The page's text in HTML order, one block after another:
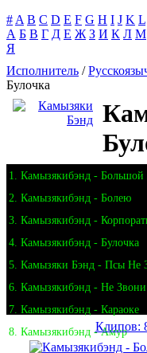
# A B C D E F G H I J K L
А Б В Г Д Е Ж З И К Л М
Я
Исполнитель /
Булочка
1. Камызякибэнд -
2. Камызякибэнд - Болею
3. Камызякибэнд -
4. Камызякибэнд - Булочка
5. Камызяки Бэнд - Псы Не
6. Камызякибэнд - Не Звони
7. Камызякибэнд - Караоке
8. Камызякибэнд - Амур
Клипов: